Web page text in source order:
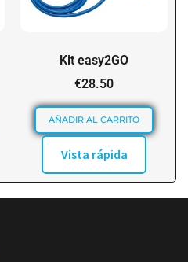
Kit easy2GO
€28.50
AÑADIR AL CARRITO
Vista rápida